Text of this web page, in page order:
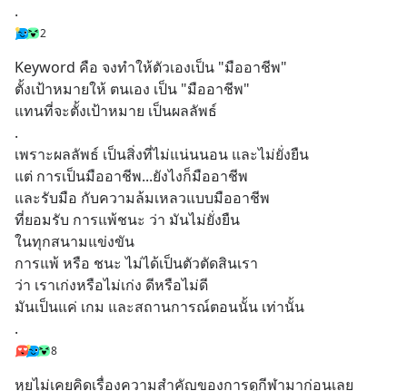
.
2
Keyword คือ จงทำให้ตัวเองเป็น "มืออาชีพ"
ตั้งเป้าหมายให้ ตนเอง เป็น "มืออาชีพ"
แทนที่จะตั้งเป้าหมาย เป็นผลลัพธ์
.
เพราะผลลัพธ์ เป็นสิ่งที่ไม่แน่นนอน และไม่ยั่งยืน
แต่ การเป็นมืออาชีพ...ยังไงก็มืออาชีพ
และรับมือ กับความล้มเหลวแบบมืออาชีพ
ที่ยอมรับ การแพ้ชนะ ว่า มันไม่ยั่งยืน
ในทุกสนามแข่งขัน
การแพ้ หรือ ชนะ ไม่ได้เป็นตัวตัดสินเรา
ว่า เราเก่งหรือไม่เก่ง ดีหรือไม่ดี
มันเป็นแค่ เกม และสถานการณ์ตอนนั้น เท่านั้น
.
8
หุยไม่เคยคิดเรื่องความสำคัญของการดูกีฬามาก่อนเลย